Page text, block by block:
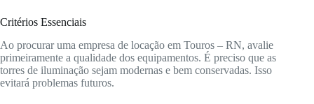
Critérios Essenciais
Ao procurar uma empresa de locação em Touros – RN, avalie
primeiramente a qualidade dos equipamentos. É preciso que as
torres de iluminação sejam modernas e bem conservadas. Isso
evitará problemas futuros.